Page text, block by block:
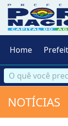
Home
NOTÍCIAS